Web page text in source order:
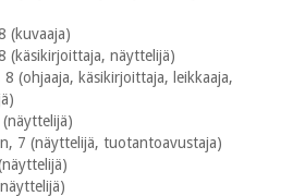
(kuvaaja)
(käsikirjoittaja, näyttelijä)
8 (ohjaaja, käsikirjoittaja, leikkaaja,
(näyttelijä)
7 (näyttelijä, tuotantoavustaja)